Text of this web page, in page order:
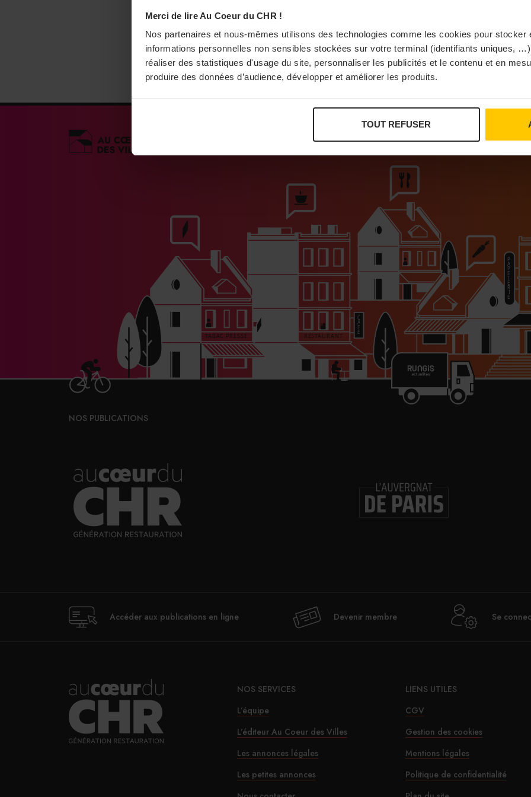
Merci de lire Au Coeur du CHR !
Nos partenaires et nous-mêmes utilisons des technologies comme les cookies pour stocker
informations personnelles non sensibles stockées sur votre terminal (identifiants uniques,
réaliser des statistiques d'usage du site, personnaliser les publicités et le contenu et en
produire des données d’audience, développer et améliorer les produits.
TOUT REFUSER
À
Les
Médias engagés pour que vivent les commerces de proximité
NOS PUBLICATIONS
Accéder aux publications en ligne Devenir membre Se
NOS SERVICES
L’équipe
L’éditeur Au Coeur des Villes
Les annonces légales
Les petites annonces
LIENS UTILES
CGV
Gestion des cookies
Mentions légales
Politique de confidentialité